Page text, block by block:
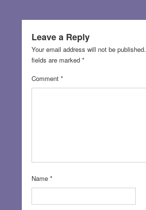
Leave a Reply
Your email address will not be published.
fields are marked *
Comment *
Name *